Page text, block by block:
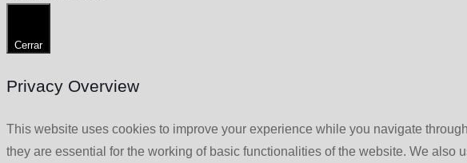
Cerrar
Privacy Overview
This website uses cookies to improve your experience while you navigate
they are essential for the working of basic functionalities of the website. We